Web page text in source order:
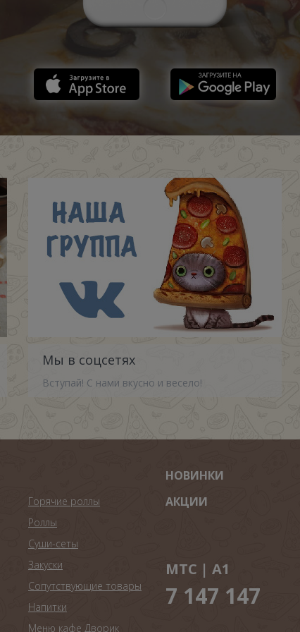
Мы в соцсетях
Вступай! С нами вкусно и весело!
Горячие роллы
Роллы
Суши-сеты
Закуски
Сопутствующие товары
Напитки
Меню кафе Дворик
НОВИНКИ
АКЦИИ
МТС | A1
7 147 147